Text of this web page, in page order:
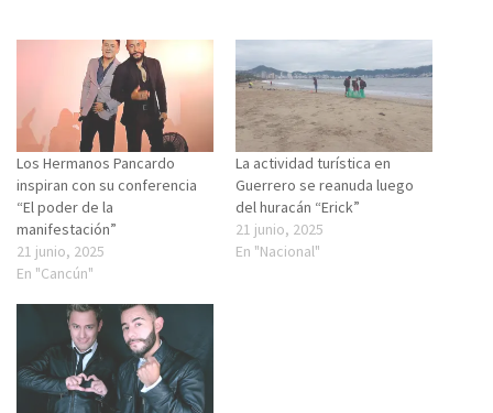
Los Hermanos Pancardo
inspiran con su conferencia
“El poder de la
manifestación”
21 junio, 2025
En "Cancún"
La actividad turística en
Guerrero se reanuda luego
del huracán “Erick”
21 junio, 2025
En "Nacional"